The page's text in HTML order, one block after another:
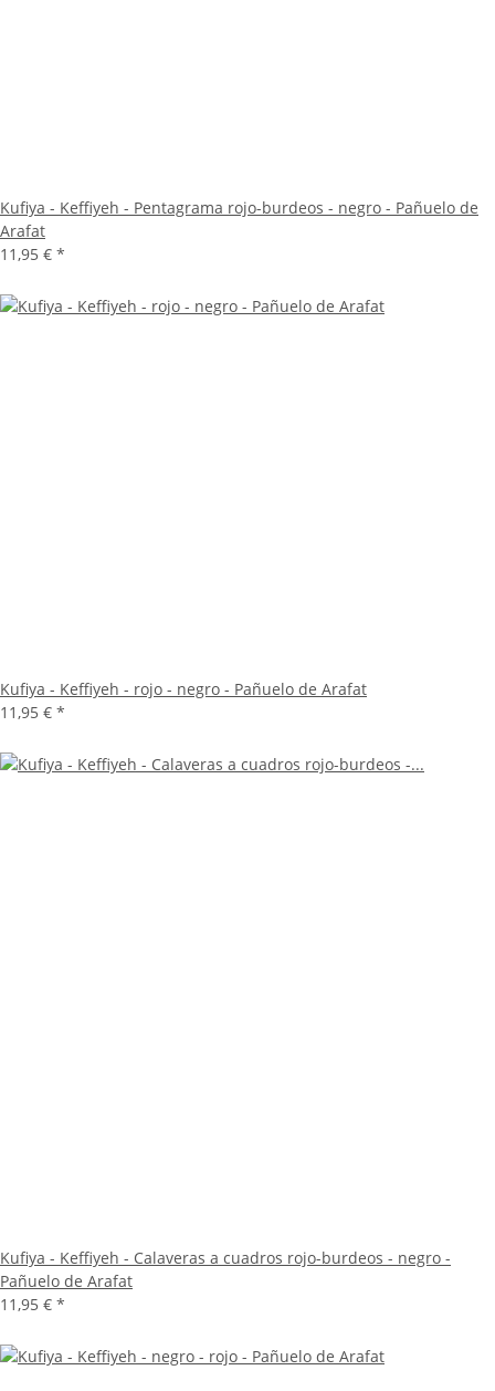
Kufiya - Keffiyeh - Pentagrama rojo-burdeos - negro - Pañuelo de
Arafat
11,95 € *
Kufiya - Keffiyeh - rojo - negro - Pañuelo de Arafat
11,95 € *
Kufiya - Keffiyeh - Calaveras a cuadros rojo-burdeos - negro -
Pañuelo de Arafat
11,95 € *